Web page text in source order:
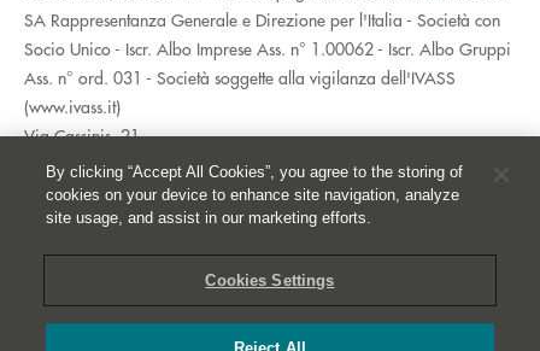
SA Rappresentanza Generale e Direzione per l'Italia - Società con
Socio Unico - Iscr. Albo Imprese Ass. n° 1.00062 - Iscr. Albo Gruppi
Ass. n° ord. 031 - Società soggette alla vigilanza dell'IVASS
(www.ivass.it)
Via Cassinis, 21
20139 Milano
02 5351.1
Accessibilità
Privacy
By clicking “Accept All Cookies”, you agree to the storing of
cookies on your device to enhance site navigation, analyze
site usage, and assist in our marketing efforts.
Cookies Settings